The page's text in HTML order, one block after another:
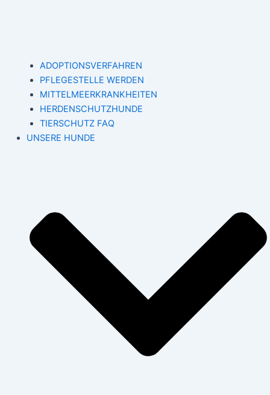
ADOPTIONSVERFAHREN
PFLEGESTELLE WERDEN
MITTELMEERKRANKHEITEN
HERDENSCHUTZHUNDE
TIERSCHUTZ FAQ
UNSERE HUNDE